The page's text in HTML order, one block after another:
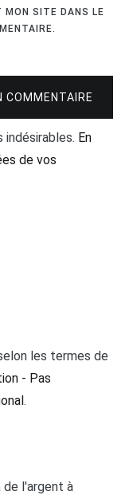
MON SITE DANS LE
COMMENTAIRE
En
de vos
les termes de
- Pas
.
de l'argent à